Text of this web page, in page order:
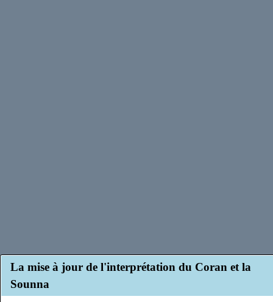
La mise à jour de l'interprétation du Coran et la
Sounna